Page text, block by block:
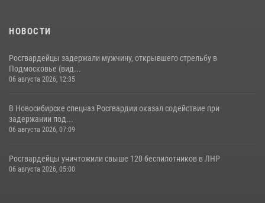
НОВОСТИ
Росгвардейцы задержали мужчину, открывшего стрельбу в
Подмосковье (вид...
06 августа 2026, 12:35
В Новосибирске спецназ Росгвардии оказал содействие при
задержании под...
06 августа 2026, 07:09
Росгвардейцы уничтожили свыше 120 беспилотников в ЛНР
06 августа 2026, 05:00